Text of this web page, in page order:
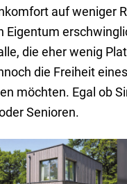
auf weniger
Eigentum
die eher wenig
die Freiheit eines
möchten. Egal ob
Senioren.